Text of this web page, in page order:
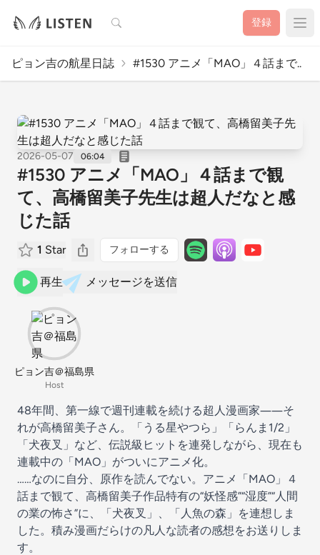
検索 登録
ピョン吉の航星日誌 #1530 アニメ「MAO」４話まで..
2026-05-07 06:04
#1530 アニメ「MAO」４話まで観
て、高橋留美子先生は超人だなと感
じた話
1 Star フォローする
再生 メッセージを送信
ピョン吉＠福島県
Host
48年間、第一線で週刊連載を続ける超人漫画家――そ
れが高橋留美子さん。「うる星やつら」「らんま1/2」
「犬夜叉」など、伝説級ヒットを連発しながら、現在も
連載中の「MAO」がついにアニメ化。
……なのに自分、原作を読んでない。アニメ「MAO」４
話まで観て、高橋留美子作品特有の“妖怪感”“湿度”“人間
の業の怖さ”に、「犬夜叉」、「人魚の森」を連想しま
した。積み漫画だらけの凡人な読者の感想をお送りしま
す。